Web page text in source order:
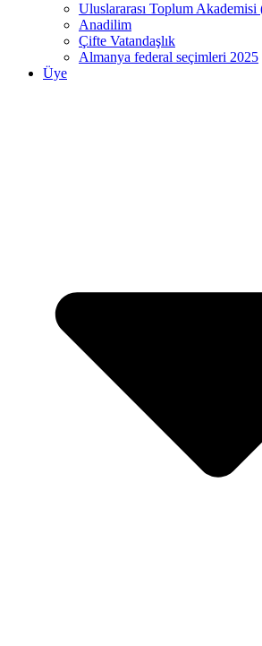
Uluslararası Toplum
Anadilim
Çifte Vatandaşlık
Almanya federal seçimleri 2025
Üye